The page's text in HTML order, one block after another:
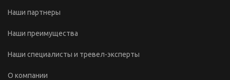
Наши партнеры
Наши преимущества
Наши специалисты и тревел-эксперты
О компании